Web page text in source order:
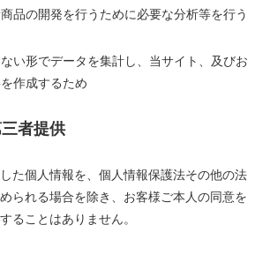
品の開発を行うために必要な分析等を行う
い形でデータを集計し、当サイト、及びお
作成するため
者提供
た個人情報を、個人情報保護法その他の法
られる場合を除き、お客様ご本人の同意を
ることはありません。